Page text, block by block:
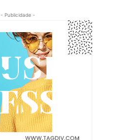
- Publicidade -